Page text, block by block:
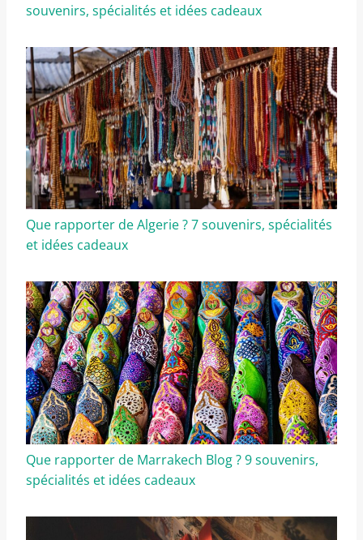
souvenirs, spécialités et idées cadeaux
Que rapporter de Algerie ? 7 souvenirs, spécialités
et idées cadeaux
Que rapporter de Marrakech Blog ? 9 souvenirs,
spécialités et idées cadeaux